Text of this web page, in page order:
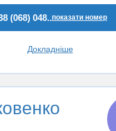
(068) 048..показати номер
Докладніше